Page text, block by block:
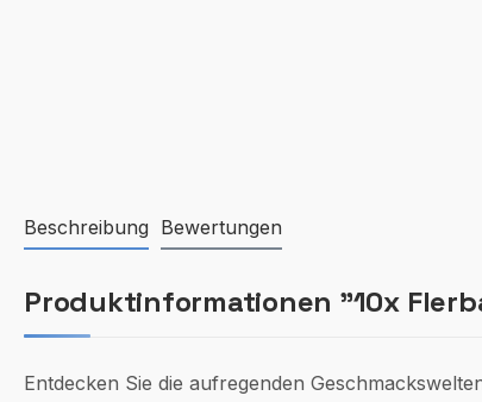
Beschreibung Bewertungen
Produktinformationen "10x
Entdecken Sie die aufregenden